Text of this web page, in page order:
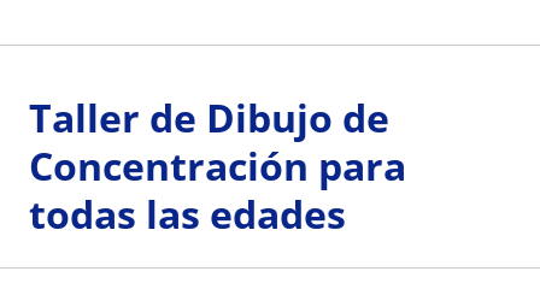
Taller de Dibujo de
Concentración para
todas las edades